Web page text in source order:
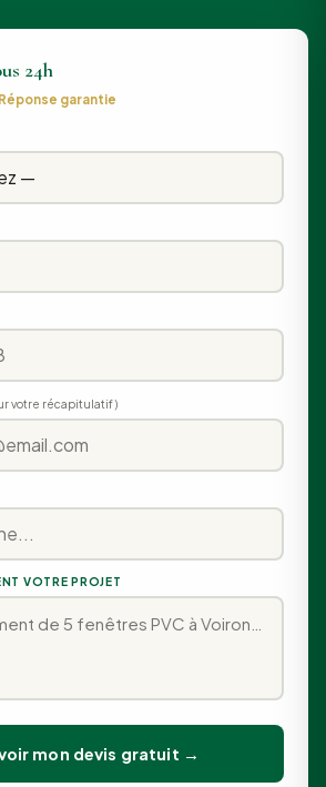
24h
Réponse garantie
votre récapitulatif)
VOTRE PROJET
mon devis gratuit →